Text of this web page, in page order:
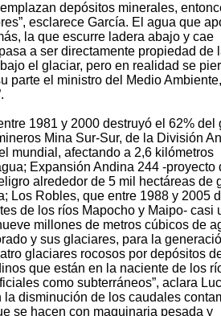
depósitos minerales,
esclarece García. El agua que
la que escurre ladera abajo y cae
a ser directamente propiedad de
el glaciar, pero en realidad se
parte el ministro del Medio
1981 y 2000 destruyó el 62% del
Mina Sur-Sur, de la División
mundial, afectando a 2,6 kilómetros
Expansión Andina 244 -proyecto
alrededor de 5 mil hectáreas de
Los Robles, que entre 1988 y 2005
de los ríos Mapocho y Maipo- casi
millones de metros cúbicos de
y sus glaciares, para la
glaciares rocosos por depósitos
que están en la naciente de los
como subterráneos”, aclara
disminución de los caudales
se hacen con maquinaria pesada y